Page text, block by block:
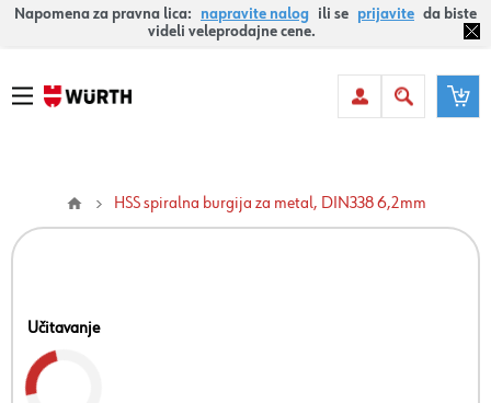
Napomena za pravna lica: napravite nalog ili se prijavite da biste
videli veleprodajne cene.
HSS spiralna burgija za metal, DIN338 6,2mm
Učitavanje